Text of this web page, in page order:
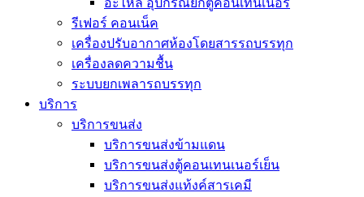
รีเฟอร์ คอนเน็ค
เครื่องปรับอากาศห้องโดยสารรถบรรทุก
เครื่องลดความชื้น
ระบบยกเพลารถบรรทุก
บริการ
บริการขนส่ง
บริการขนส่งข้ามแดน
บริการขนส่งตู้คอนเทนเนอร์เย็น
บริการขนส่งแท้งค์สารเคมี